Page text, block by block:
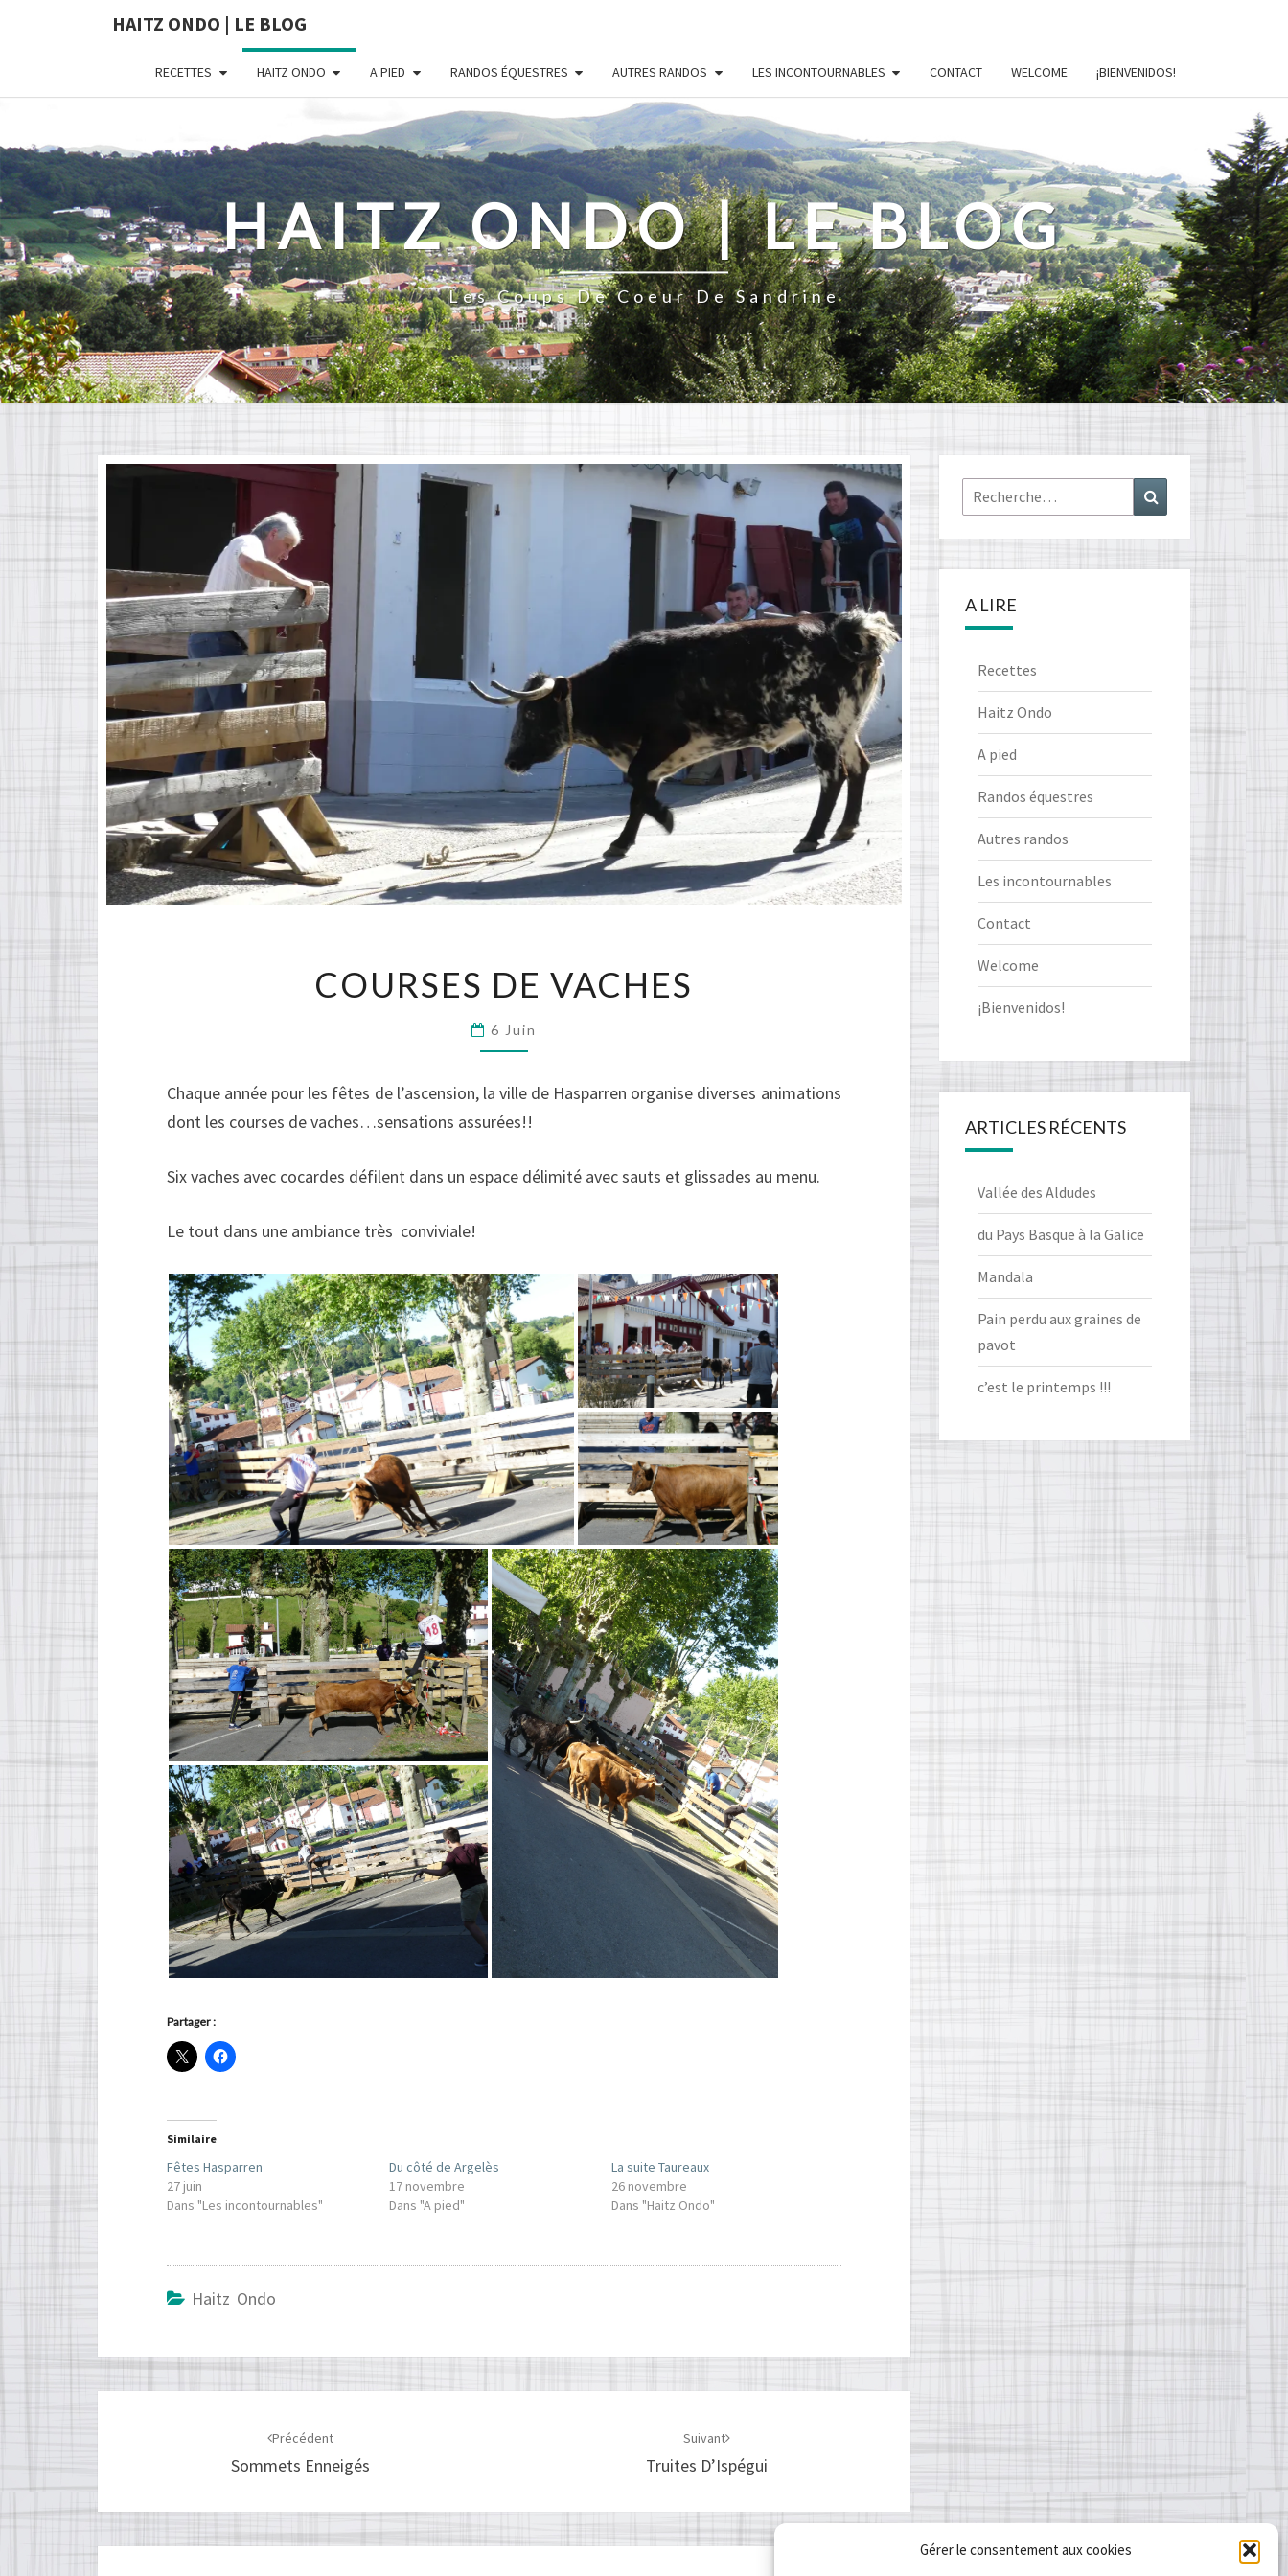
Gérer le consentement aux cookies
HAITZ ONDO | LE BLOG
RECETTES HAITZ ONDO A PIED RANDOS ÉQUESTRES AUTRES RANDOS LES INCONTOURNABLES CONTACT WELCOME ¡BIENVENIDOS!
HAITZ ONDO | LE BLOG
Les Coups De Coeur De Sandrine
DE
COURSES DE VACHES
6 Juin
Chaque année pour les fêtes de l’ascension, la ville de Hasparren organise diverses animations
dont les courses de vaches…sensations assurées!!
Six vaches avec cocardes défilent dans un espace délimité avec sauts et glissades au menu.
Le tout dans une ambiance très conviviale!
Partager :
Similaire
Fêtes Hasparren
27 juin
Dans "Les incontournables"
Du côté de Argelès
17 novembre
Dans "A pied"
La suite Taureaux
26 novembre
Dans "Haitz Ondo"
Haitz Ondo
Précédent
Sommets Enneigés
Suivant
Truites D’Ispégui
Rechercher :
A LIRE
Recettes
Haitz Ondo
A pied
Randos équestres
Autres randos
Les incontournables
Contact
Welcome
¡Bienvenidos!
ARTICLES RÉCENTS
Vallée des Aldudes
du Pays Basque à la Galice
Mandala
Pain perdu aux graines de
pavot
c’est le printemps !!!